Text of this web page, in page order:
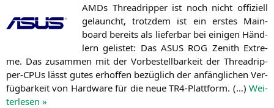
AMDs Thre­ad­rip­per ist noch nicht offi­zi­ell
gelauncht, trotz­dem ist ein ers­tes Main­
board bereits als lie­fer­bar bei eini­gen Händ­
lern gelis­tet: Das ASUS ROG Zenith Extre­
me. Das zusam­men mit der Vor­be­stell­bar­keit der Thre­ad­rip­
per-CPUs lässt gutes erhof­fen bezüg­lich der anfäng­li­chen Ver­
füg­bar­keit von Hard­ware für die neue TR4-Platt­form. (…) Wei­
ter­le­sen »